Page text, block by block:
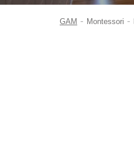
GAM - Montessori -